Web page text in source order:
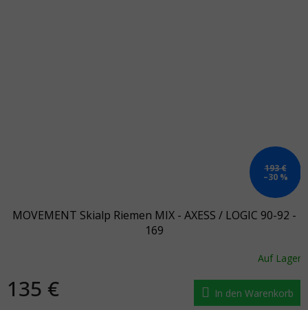
193 €
–30 %
MOVEMENT Skialp Riemen MIX - AXESS / LOGIC 90-92 -
169
Auf Lager
135 € In den Warenkorb